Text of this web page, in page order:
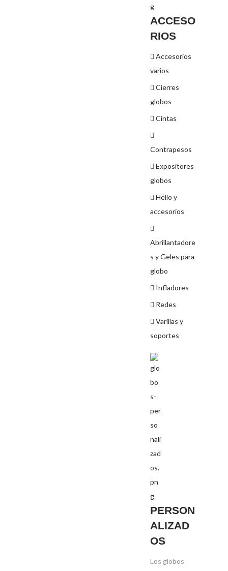
ACCESO
RIOS
Accesorios
varios
Cierres
globos
Cintas
Contrapesos
Expositores
globos
Helio y
accesorios
Abrillantadore
s y Geles para
globo
Infladores
Redes
Varillas y
soportes
PERSON
ALIZAD
OS
Los globos